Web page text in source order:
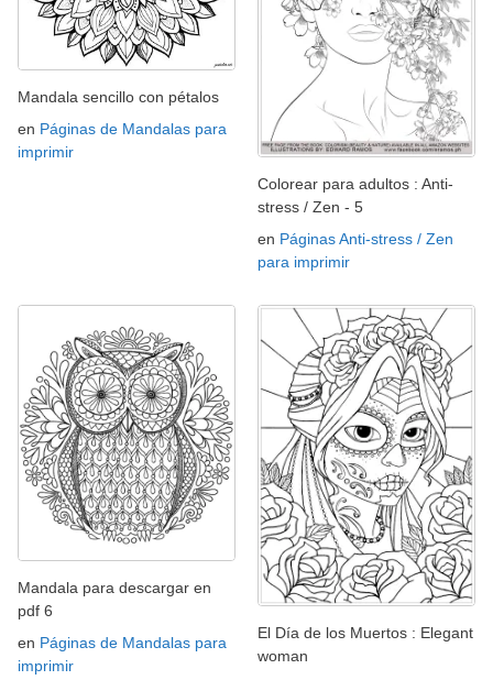
Mandala sencillo con pétalos
en Páginas de Mandalas para
imprimir
Colorear para adultos : Anti-
stress / Zen - 5
en Páginas Anti-stress / Zen
para imprimir
Mandala para descargar en
pdf 6
en Páginas de Mandalas para
imprimir
El Día de los Muertos : Elegant
woman